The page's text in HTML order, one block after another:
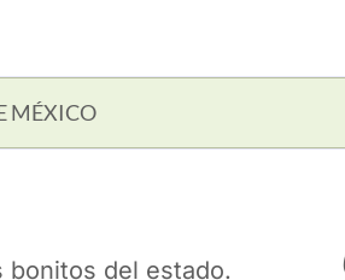
MÉXICO
bonitos del estado.